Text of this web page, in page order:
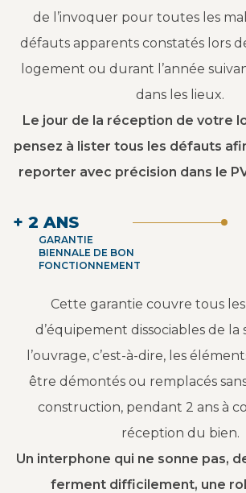
de l’invoquer pour toutes les
défauts apparents constatés lors
logement ou durant l’année
dans les lieux.
Le jour de la réception de votre
pensez à lister tous les défauts
reporter avec précision dans le
+ 2 ANS
GARANTIE
BIENNALE DE BON
FONCTIONNEMENT
Cette garantie couvre tous
d’équipement dissociables de
l’ouvrage, c’est-à-dire, les
être démontés ou remplacés
construction, pendant 2 ans à
réception du bien.
Un interphone qui ne sonne pas,
ferment difficilement, une